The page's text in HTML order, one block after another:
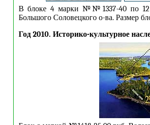
В блоке 4 марки №№1337-40 по 12
Большого Соловецкого о-ва. Размер
Год 2010. Историко-культурное